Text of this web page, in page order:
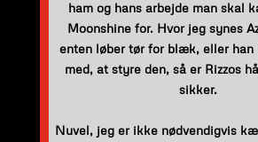
ham og hans arbejde man skal
Moonshine for. Hvor jeg synes
enten løber tør for blæk, eller han
med, at styre den, så er Rizzos
sikker.
Nuvel, jeg er ikke nødvendigvis